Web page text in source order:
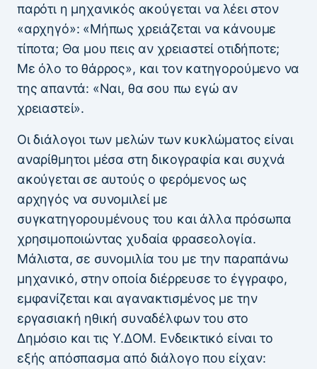
παρότι η μηχανικός ακούγεται να λέει στον
«αρχηγό»: «Μήπως χρειάζεται να κάνουμε
τίποτα; Θα μου πεις αν χρειαστεί οτιδήποτε;
Με όλο το θάρρος», και τον κατηγορούμενο να
της απαντά: «Ναι, θα σου πω εγώ αν
χρειαστεί».
Οι διάλογοι των μελών των κυκλώματος είναι
αναρίθμητοι μέσα στη δικογραφία και συχνά
ακούγεται σε αυτούς ο φερόμενος ως
αρχηγός να συνομιλεί με
συγκατηγορουμένους του και άλλα πρόσωπα
χρησιμοποιώντας χυδαία φρασεολογία.
Μάλιστα, σε συνομιλία του με την παραπάνω
μηχανικό, στην οποία διέρρευσε το έγγραφο,
εμφανίζεται και αγανακτισμένος με την
εργασιακή ηθική συναδέλφων του στο
Δημόσιο και τις Υ.ΔΟΜ. Ενδεικτικό είναι το
εξής απόσπασμα από διάλογο που είχαν: